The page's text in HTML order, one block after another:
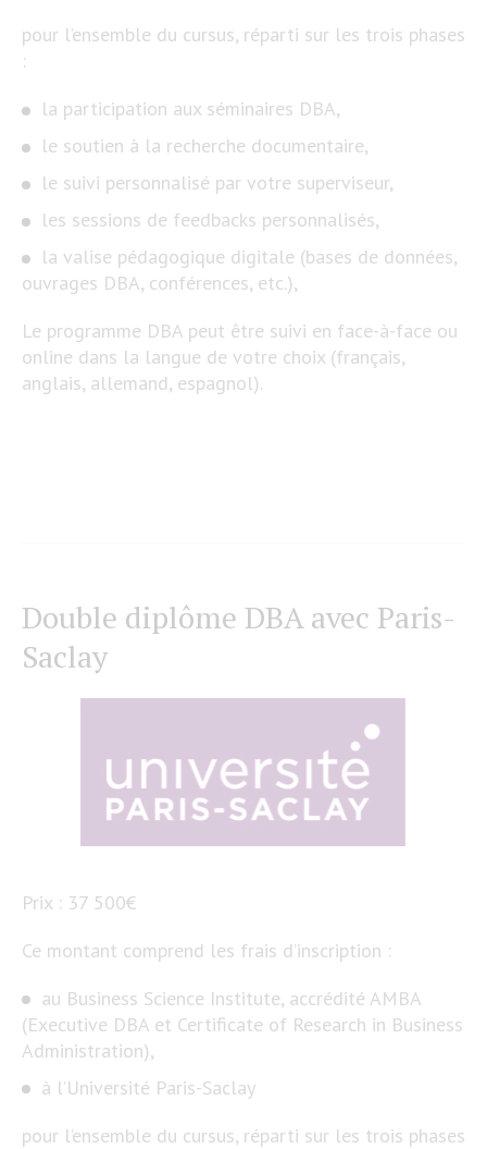
pour l’ensemble du cursus, réparti sur les trois phases
:
la participation aux séminaires DBA,
le soutien à la recherche documentaire,
le suivi personnalisé par votre superviseur,
les sessions de feedbacks personnalisés,
la valise pédagogique digitale (bases de données,
ouvrages DBA, conférences, etc.),
Le programme DBA peut être suivi en face-à-face ou
online dans la langue de votre choix (français,
anglais, allemand, espagnol).
Double diplôme DBA avec Paris-
Saclay
Prix : 37 500€
Ce montant comprend les frais d’inscription :
au Business Science Institute, accrédité AMBA
(Executive DBA et Certificate of Research in Business
Administration),
à l’Université Paris-Saclay
pour l’ensemble du cursus, réparti sur les trois phases